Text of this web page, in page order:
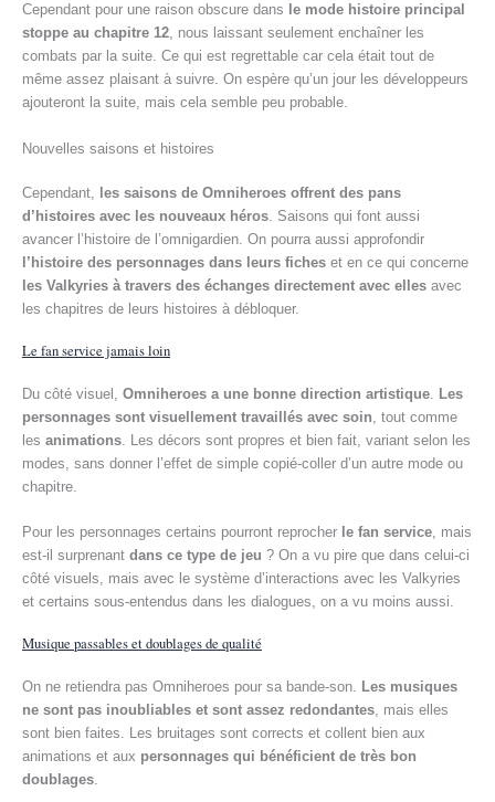
Cependant pour une raison obscure dans le mode histoire principal
stoppe au chapitre 12, nous laissant seulement enchaîner les
combats par la suite. Ce qui est regrettable car cela était tout de
même assez plaisant à suivre. On espère qu’un jour les développeurs
ajouteront la suite, mais cela semble peu probable.
Nouvelles saisons et histoires
Cependant, les saisons de Omniheroes offrent des pans
d’histoires avec les nouveaux héros. Saisons qui font aussi
avancer l’histoire de l’omnigardien. On pourra aussi approfondir
l’histoire des personnages dans leurs fiches et en ce qui concerne
les Valkyries à travers des échanges directement avec elles avec
les chapitres de leurs histoires à débloquer.
Le fan service jamais loin
Du côté visuel, Omniheroes a une bonne direction artistique Les
personnages sont visuellement travaillés avec soin , tout comme
les animations . Les décors sont propres et bien fait, variant selon les
modes, sans donner l’effet de simple copié-coller d’un autre mode ou
chapitre.
Pour les personnages certains pourront reprocher le fan service, mais
est-il surprenant dans ce type de jeu ? On a vu pire que dans celui-ci
côté visuels, mais avec le système d’interactions avec les Valkyries
et certains sous-entendus dans les dialogues, on a vu moins aussi.
Musique passables et doublages de qualité
On ne retiendra pas Omniheroes pour sa bande-son. Les musiques
ne sont pas inoubliables et sont assez redondantes , mais elles
sont bien faites. Les bruitages sont corrects et collent bien aux
animations et aux personnages qui bénéficient de très bon
doublages